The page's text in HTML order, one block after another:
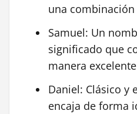
una
Samuel: Un
significado que
manera
Daniel: Clásico y
encaja de forma